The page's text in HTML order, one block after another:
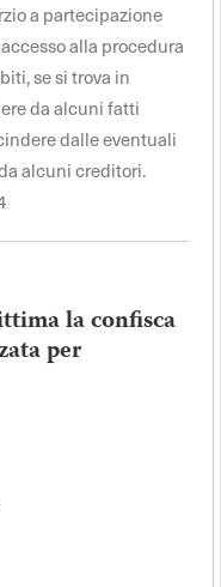
a partecipazione
alla procedura
se si trova in
da alcuni fatti
dalle eventuali
alcuni creditori.
la confisca
per